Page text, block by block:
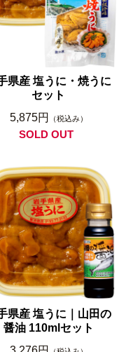
県産 塩うに・焼うに
セット
5,875円
（税込み）
SOLD OUT
県産 塩うに｜山田の
醤油 110mlセット